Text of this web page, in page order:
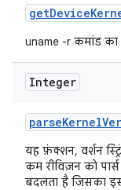
getDevice
uname -r कमांड का
Integer
parseKernel
यह फ़ंक्शन, वर्शन
कम रीविज़न को
बदलता है जिसका